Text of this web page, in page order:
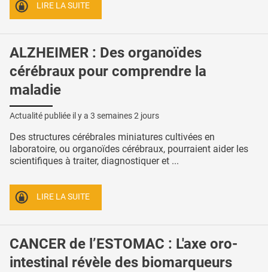
LIRE LA SUITE
ALZHEIMER : Des organoïdes
cérébraux pour comprendre la
maladie
Actualité publiée il y a 3 semaines 2 jours
Des structures cérébrales miniatures cultivées en
laboratoire, ou organoïdes cérébraux, pourraient aider les
scientifiques à traiter, diagnostiquer et ...
LIRE LA SUITE
CANCER de l’ESTOMAC : L'axe oro-
intestinal révèle des biomarqueurs